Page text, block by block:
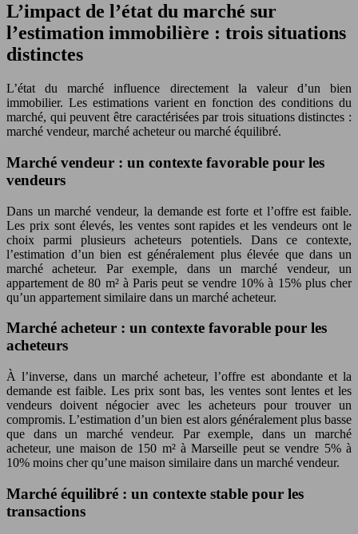
L’impact de l’état du marché sur
l’estimation immobilière : trois situations
distinctes
L’état du marché influence directement la valeur d’un bien
immobilier. Les estimations varient en fonction des conditions du
marché, qui peuvent être caractérisées par trois situations distinctes :
marché vendeur, marché acheteur ou marché équilibré.
Marché vendeur : un contexte favorable pour les
vendeurs
Dans un marché vendeur, la demande est forte et l’offre est faible.
Les prix sont élevés, les ventes sont rapides et les vendeurs ont le
choix parmi plusieurs acheteurs potentiels. Dans ce contexte,
l’estimation d’un bien est généralement plus élevée que dans un
marché acheteur. Par exemple, dans un marché vendeur, un
appartement de 80 m² à Paris peut se vendre 10% à 15% plus cher
qu’un appartement similaire dans un marché acheteur.
Marché acheteur : un contexte favorable pour les
acheteurs
À l’inverse, dans un marché acheteur, l’offre est abondante et la
demande est faible. Les prix sont bas, les ventes sont lentes et les
vendeurs doivent négocier avec les acheteurs pour trouver un
compromis. L’estimation d’un bien est alors généralement plus basse
que dans un marché vendeur. Par exemple, dans un marché
acheteur, une maison de 150 m² à Marseille peut se vendre 5% à
10% moins cher qu’une maison similaire dans un marché vendeur.
Marché équilibré : un contexte stable pour les
transactions